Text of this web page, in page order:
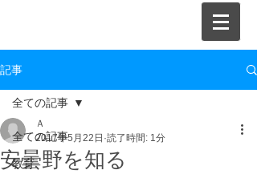
記事
全ての記事
教育
全ての記事
安曇野を知る
Ａ
2017年5月22日 読了時間: 1分